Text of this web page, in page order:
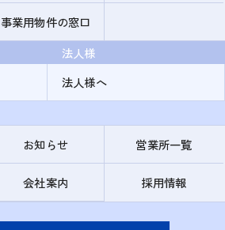
事業用物件の窓口
法人様
法人様へ
お知らせ 営業所一覧
会社案内 採用情報